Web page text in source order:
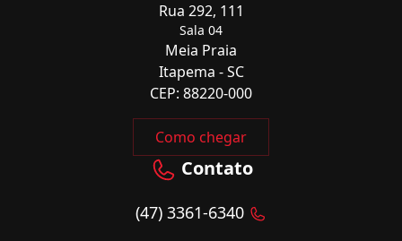
Rua 292, 111
Sala 04
Meia Praia
Itapema - SC
CEP: 88220-000
Como chegar
Contato
(47) 3361-6340